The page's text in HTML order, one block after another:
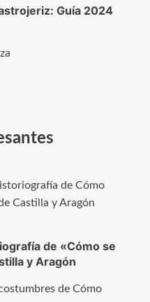
Guía 2024
de «Cómo se
y Aragón